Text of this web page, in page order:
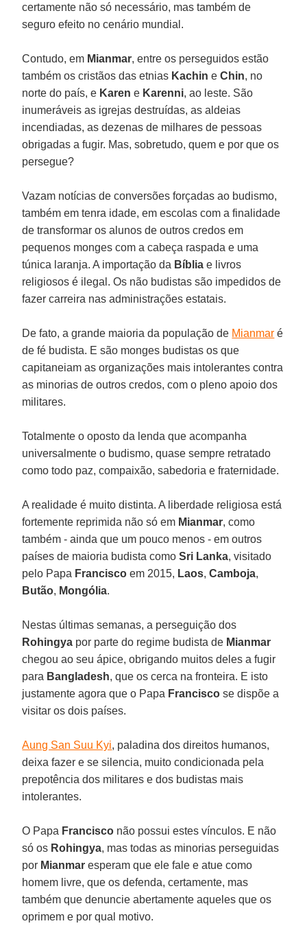
certamente não só necessário, mas também de
seguro efeito no cenário mundial.
Contudo, em Mianmar, entre os perseguidos estão
também os cristãos das etnias Kachin eChin, no
norte do país, e Karen e Karenni, ao leste. São
inumeráveis as igrejas destruídas, as aldeias
incendiadas, as dezenas de milhares de pessoas
obrigadas a fugir. Mas, sobretudo, quem e por que os
persegue?
Vazam notícias de conversões forçadas ao budismo,
também em tenra idade, em escolas com a finalidade
de transformar os alunos de outros credos em
pequenos monges com a cabeça raspada e uma
túnica laranja. A importação da Bíblia e livros
religiosos é ilegal. Os não budistas são impedidos de
fazer carreira nas administrações estatais.
De fato, a grande maioria da população de Mianmar é
de fé budista. E são monges budistas os que
capitaneiam as organizações mais intolerantes contra
as minorias de outros credos, com o pleno apoio dos
militares.
Totalmente o oposto da lenda que acompanha
universalmente o budismo, quase sempre retratado
como todo paz, compaixão, sabedoria e fraternidade.
A realidade é muito distinta. A liberdade religiosa está
fortemente reprimida não só em Mianmar, como
também - ainda que um pouco menos - em outros
países de maioria budista comoSri Lanka, visitado
pelo Papa Francisco em 2015, Laos,Camboja,
Butão, Mongólia.
Nestas últimas semanas, a perseguição dos
Rohingya por parte do regime budista de Mianmar
chegou ao seu ápice, obrigando muitos deles a fugir
para Bangladesh, que os cerca na fronteira. E isto
justamente agora que o Papa Francisco se dispõe a
visitar os dois países.
Aung San Suu Kyi, paladina dos direitos humanos,
deixa fazer e se silencia, muito condicionada pela
prepotência dos militares e dos budistas mais
intolerantes.
O Papa Francisco não possui estes vínculos. E não
só os Rohingya, mas todas as minorias perseguidas
por Mianmar esperam que ele fale e atue como
homem livre, que os defenda, certamente, mas
também que denuncie abertamente aqueles que os
oprimem e por qual motivo.